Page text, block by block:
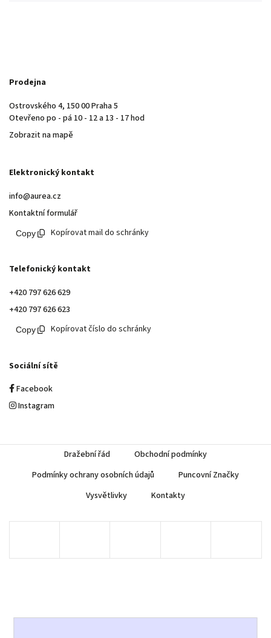
Prodejna
Ostrovského 4, 150 00 Praha 5
Otevřeno po - pá 10 - 12 a 13 - 17 hod
Zobrazit na mapě
Elektronický kontakt
info@aurea.cz
Kontaktní formulář
Kopírovat mail do schránky
Telefonický kontakt
+420 797 626 629
+420 797 626 623
Kopírovat číslo do schránky
Sociální sítě
Facebook
Instagram
Dražební řád
Obchodní podmínky
Podmínky ochrany osobních údajů
Puncovní Značky
Vysvětlivky
Kontakty